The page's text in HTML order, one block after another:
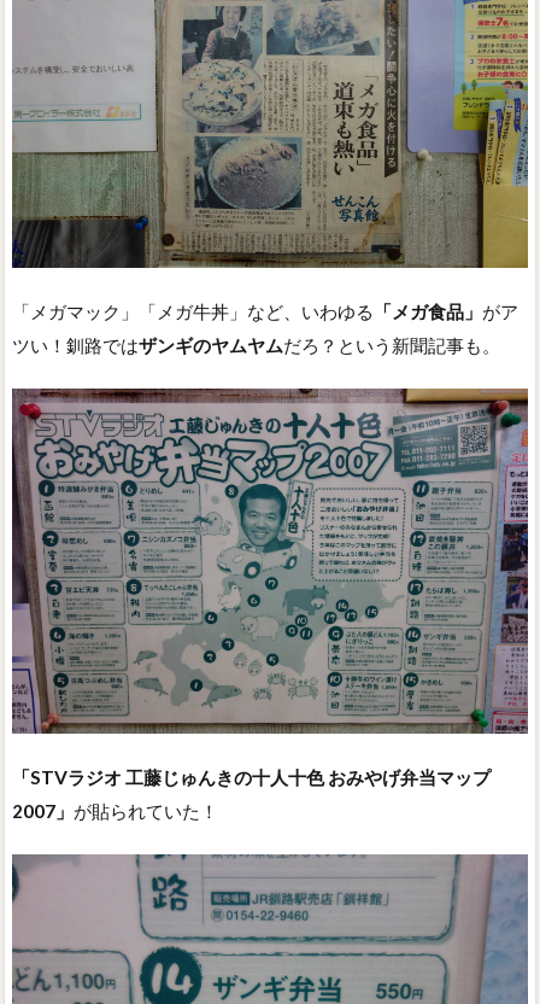
「メガマック」「メガ牛丼」など、いわゆる 「メガ食品」 がア
ツい！釧路ではザンギのヤムヤムだろ？という新聞記事も。
「STVラジオ 工藤じゅんきの十人十色 おみやげ弁当マップ
2007」 が貼られていた！